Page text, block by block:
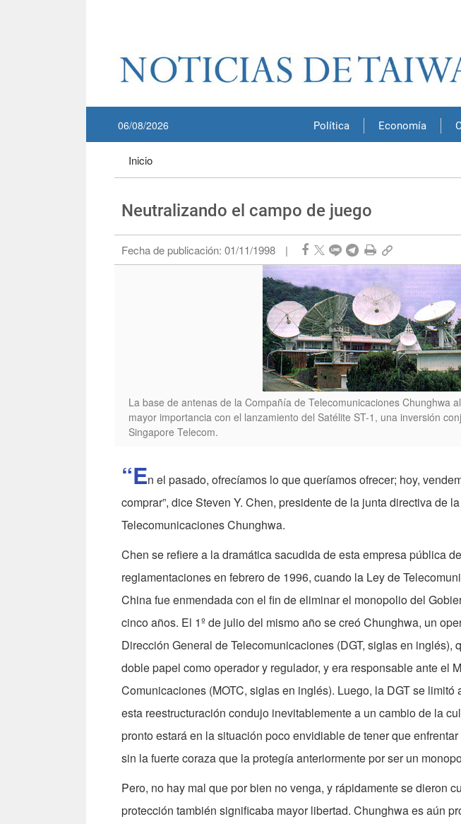
Política Economía
06/08/2026
Inicio
Neutralizando el campo de juego
Fecha de publicación: 01/11/1998 |
La base de antenas de la Compañía de Telecomunicaciones Chunghwa
mayor importancia con el lanzamiento del Satélite ST-1, una inversión
Singapore Telecom.
“En el pasado, ofrecíamos lo que queríamos ofrecer; hoy,
comprar”, dice Steven Y. Chen, presidente de la junta directiva de
Telecomunicaciones Chunghwa.
Chen se refiere a la dramática sacudida de esta empresa pública
reglamentaciones en febrero de 1996, cuando la Ley de
China fue enmendada con el fin de eliminar el monopolio del
cinco años. El 1º de julio del mismo año se creó Chunghwa, un
Dirección General de Telecomunicaciones (DGT, siglas en inglés),
doble papel como operador y regulador, y era responsable ante el
Comunicaciones (MOTC, siglas en inglés). Luego, la DGT se limitó
esta reestructuración condujo inevitablemente a un cambio de la
pronto estará en la situación poco envidiable de tener que
sin la fuerte coraza que la protegía anteriormente por ser un
Pero, no hay mal que por bien no venga, y rápidamente se dieron
protección también significaba mayor libertad. Chunghwa es aún